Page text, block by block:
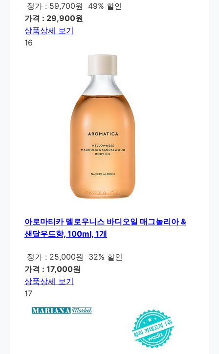
정가 : 59,700원
49% 할인
가격 : 29,900원
상품상세 보기
16
아로마티카 멜로우니스 바디오일 매그놀리아 &
샌달우드향, 100ml, 1개
정가 : 25,000원
32% 할인
가격 : 17,000원
상품상세 보기
17